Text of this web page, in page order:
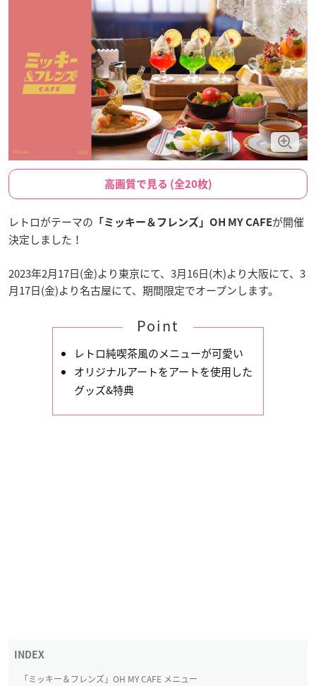
高画質で見る (全20枚)
レトロがテーマの 「ミッキー＆フレンズ」OH MY CAFEが開催
決定しました！
2023年2月17日(金)より東京にて、3月16日(木)より大阪にて、3
月17日(金)より名古屋にて、期間限定でオープンします。
Point
レトロ純喫茶風のメニューが可愛い
オリジナルアートをアートを使用した
グッズ&特典
「ミッキー＆フレンズ」OH MY CAFE メニュー